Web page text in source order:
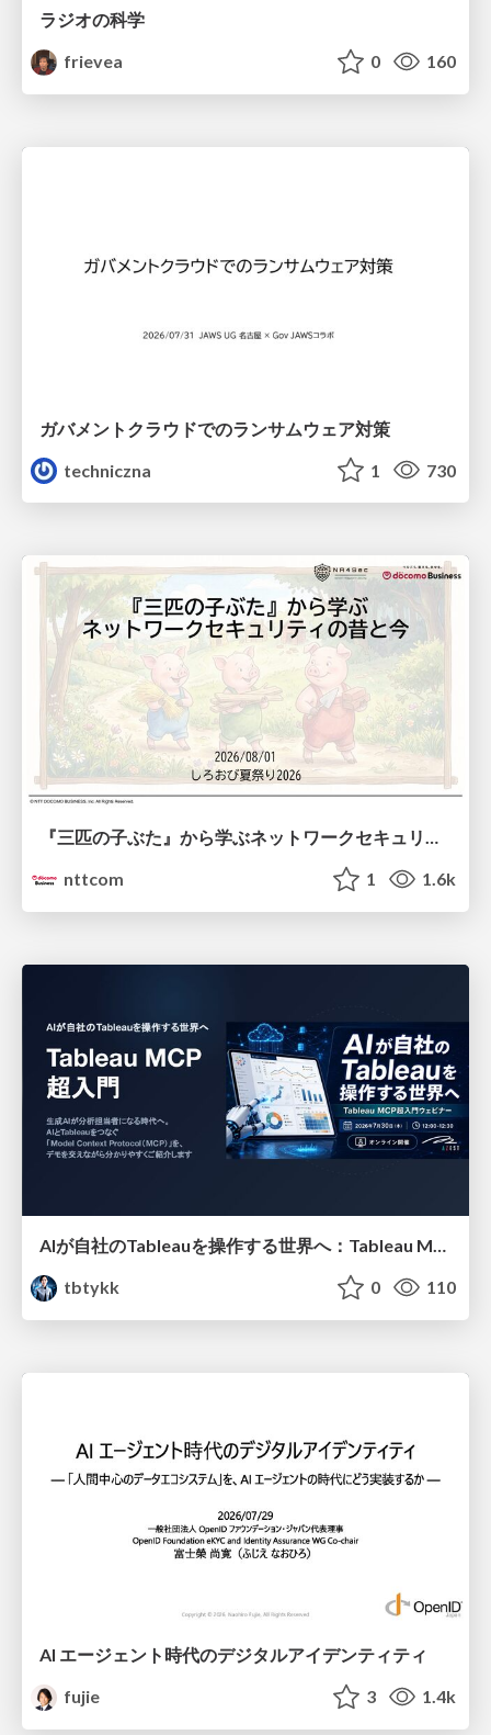
ラジオの科学
frievea
0 160
ガバメントクラウドでのランサムウェア対策
techniczna
1 730
『三匹の子ぶた』から学ぶネットワークセキュリティの昔と今 / Network Security: Then and Now Through the Lens of The Three Little Pigs
nttcom
1 1.6k
AIが自社のTableauを操作する世界へ：Tableau MCP超入門
tbtykk
0 110
AI エージェント時代のデジタルアイデンティティ
fujie
3 1.4k